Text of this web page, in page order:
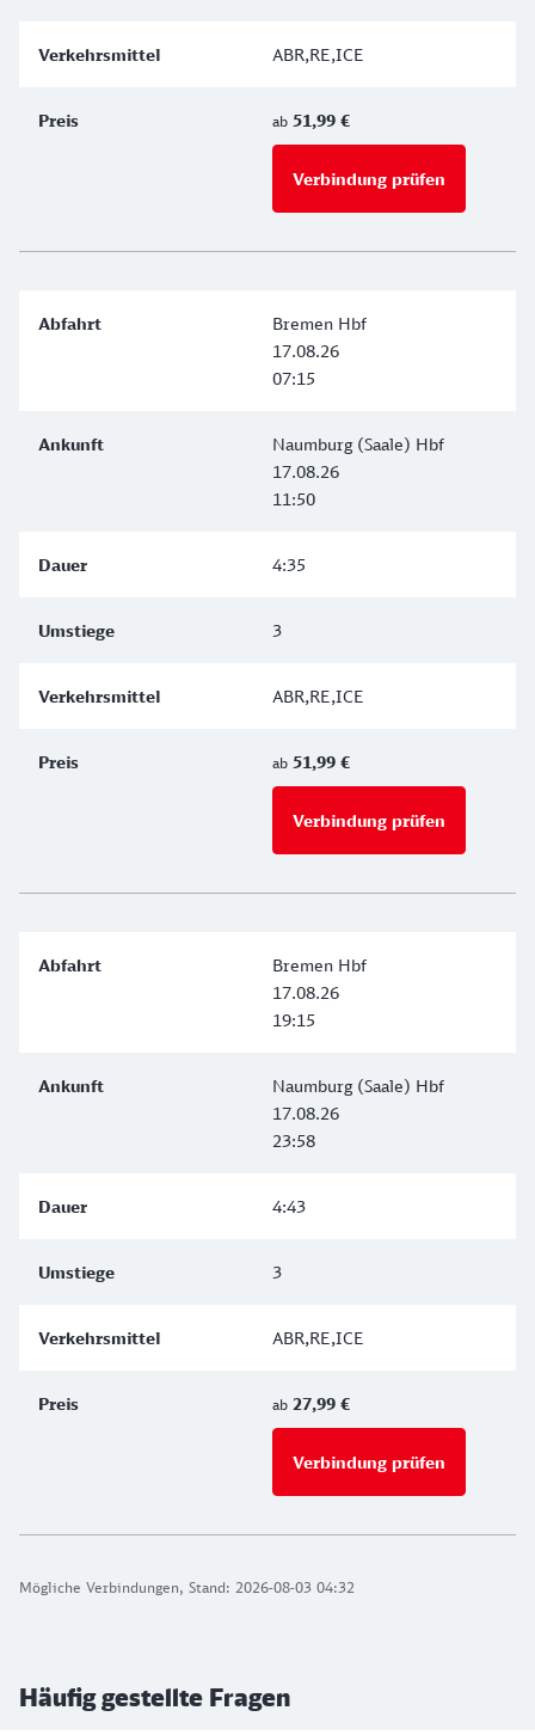
Mögliche Verbindungen, Stand: 2026-08-03 04:32
ABR,RE,ICE
ab 51,99 €
Verbindung prüfen
Bremen Hbf
17.08.26
07:15
Naumburg (Saale) Hbf
17.08.26
11:50
4:35
3
ABR,RE,ICE
ab 51,99 €
Verbindung prüfen
Bremen Hbf
17.08.26
19:15
Naumburg (Saale) Hbf
17.08.26
23:58
4:43
3
ABR,RE,ICE
ab 27,99 €
Verbindung prüfen
Häufig gestellte Fragen